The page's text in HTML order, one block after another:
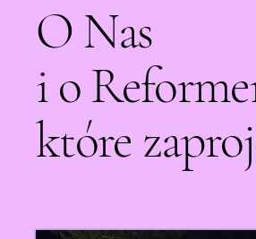
O Nas
i o
które